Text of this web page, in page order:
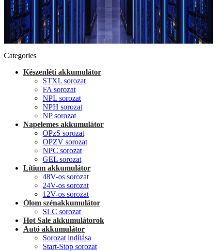
Categories
Készenléti akkumulátor
STXL sorozat
FA sorozat
NPL sorozat
NPH sorozat
NP sorozat
Napelemes akkumulátor
OPzS sorozat
OPZV sorozat
NPC sorozat
GEL sorozat
Lítium akkumulátor
48V-os sorozat
24V-os sorozat
12V-os sorozat
Ólom szénakkumulátor
SLC sorozat
Hot Sale akkumulátorok
Autó akkumulátor
Sorozat indítása
Start-Stop sorozat